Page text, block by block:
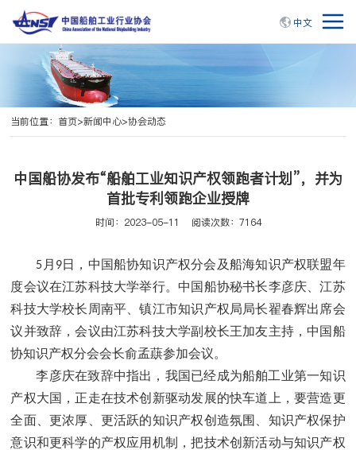
中文
当前位置： 首页>新闻中心>协会动态
中国船协发布“船舶工业知识产权领跑者计划”，并为
首批专利领跑企业授牌
时间：2023-05-11 阅读次数：7164
5 月 9日，中国船协知识产权分会及船海知识产权联盟年
度会议在江苏科技大学举行。中国船协秘书长李彦庆、江苏
科技大学校长周南平、镇江市知识产权局局长翟春辉出席会
议并致辞，会议由江苏科技大学副校长王加友主持，中国船
协知识产权分会会长俞孟蕻参加会议。
李彦庆在致辞中指出，我国已经成为船舶工业第一知识
产权大国，正走在技术创新驱动发展的快车道上，要营造更
全面、更浓厚、更活跃的知识产权创造氛围、知识产权保护
意识和更科学的产权应用机制，把技术创新活动与知识产权